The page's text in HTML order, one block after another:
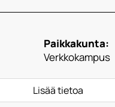
Paikkakunta:
Verkkokampus
Lisää tietoa